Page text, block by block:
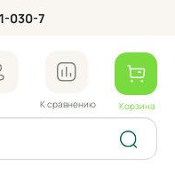
030-7
К сравнению Корзина